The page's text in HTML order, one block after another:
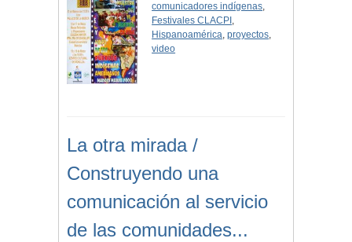
comunicadores indígenas,
Festivales CLACPI ,
Hispanoamérica,proyectos,
video
La otra mirada /
Construyendo una
comunicación al servicio
de las comunidades...